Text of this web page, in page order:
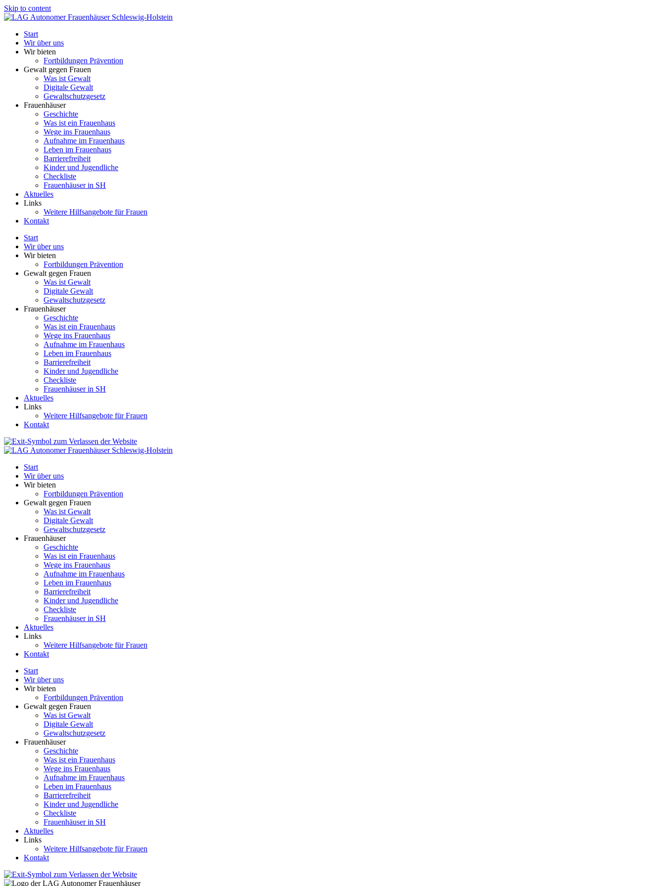
Skip to content
Start
Wir über uns
Wir bieten
Fortbildungen Prävention
Gewalt gegen Frauen
Was ist Gewalt
Digitale Gewalt
Gewaltschutzgesetz
Frauenhäuser
Geschichte
Was ist ein Frauenhaus
Wege ins Frauenhaus
Aufnahme im Frauenhaus
Leben im Frauenhaus
Barrierefreiheit
Kinder und Jugendliche
Checkliste
Frauenhäuser in SH
Aktuelles
Links
Weitere Hilfsangebote für Frauen
Kontakt
Start
Wir über uns
Wir bieten
Fortbildungen Prävention
Gewalt gegen Frauen
Was ist Gewalt
Digitale Gewalt
Gewaltschutzgesetz
Frauenhäuser
Geschichte
Was ist ein Frauenhaus
Wege ins Frauenhaus
Aufnahme im Frauenhaus
Leben im Frauenhaus
Barrierefreiheit
Kinder und Jugendliche
Checkliste
Frauenhäuser in SH
Aktuelles
Links
Weitere Hilfsangebote für Frauen
Kontakt
Start
Wir über uns
Wir bieten
Fortbildungen Prävention
Gewalt gegen Frauen
Was ist Gewalt
Digitale Gewalt
Gewaltschutzgesetz
Frauenhäuser
Geschichte
Was ist ein Frauenhaus
Wege ins Frauenhaus
Aufnahme im Frauenhaus
Leben im Frauenhaus
Barrierefreiheit
Kinder und Jugendliche
Checkliste
Frauenhäuser in SH
Aktuelles
Links
Weitere Hilfsangebote für Frauen
Kontakt
Start
Wir über uns
Wir bieten
Fortbildungen Prävention
Gewalt gegen Frauen
Was ist Gewalt
Digitale Gewalt
Gewaltschutzgesetz
Frauenhäuser
Geschichte
Was ist ein Frauenhaus
Wege ins Frauenhaus
Aufnahme im Frauenhaus
Leben im Frauenhaus
Barrierefreiheit
Kinder und Jugendliche
Checkliste
Frauenhäuser in SH
Aktuelles
Links
Weitere Hilfsangebote für Frauen
Kontakt